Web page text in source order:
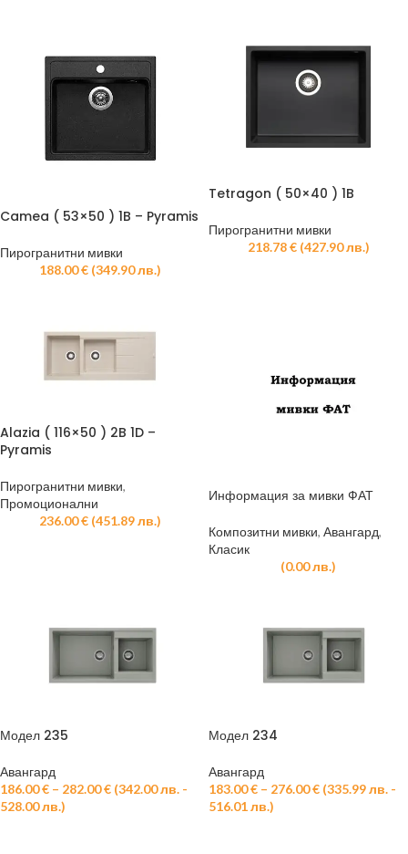
Camea ( 53×50 ) 1B – Pyramis
Пирогранитни мивки
188.00€ (349.90лв.)
Tetragon ( 50×40 ) 1B
Пирогранитни мивки
218.78€ (427.90лв.)
Alazia ( 116×50 ) 2B 1D –
Pyramis
Пирогранитни мивки,
Промоционални
236.00€ (451.89лв.)
Информация за мивки ФАТ
Композитни мивки, Авангард,
Класик
(0.00лв.)
Модел 235
Авангард
186.00€ – 282.00€ (342.00лв. -
528.00лв.)
Модел 234
Авангард
183.00€ – 276.00€ (335.99лв. -
516.01лв.)